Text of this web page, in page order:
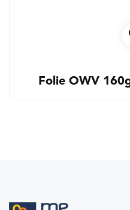
Folie OWV